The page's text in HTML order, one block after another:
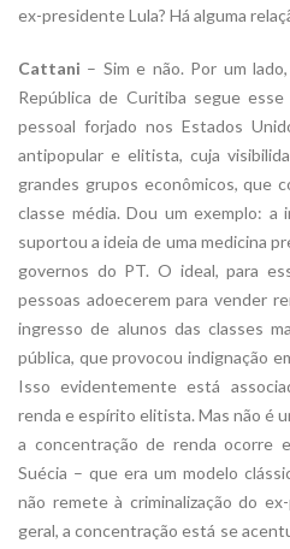
ex-presidente Lula? Há alguma
Cattani – Sim e não. Por um
República de Curitiba segue
pessoal forjado nos Estados
antipopular e elitista, cuja
grandes grupos econômicos, que
classe média. Dou um exemplo: a
suportou a ideia de uma medicina
governos do PT. O ideal, para
pessoas adoecerem para vender
ingresso de alunos das classes
pública, que provocou indignação
Isso evidentemente está
renda e espírito elitista. Mas não é
a concentração de renda ocorre
Suécia – que era um modelo
não remete à criminalização do
geral, a concentração está se